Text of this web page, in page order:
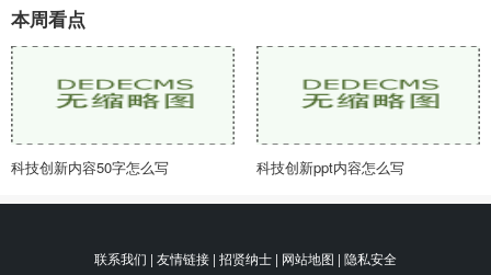
本周看点
科技创新内容50字怎么写 科技创新ppt内容怎么写
联系我们 | 友情链接 | 招贤纳士 | 网站地图 | 隐私安全